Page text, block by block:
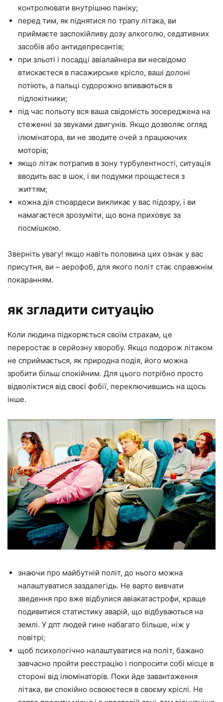
контролювати внутрішню паніку;
перед тим, як піднятися по трапу літака, ви
приймаєте заспокійливу дозу алкоголю, седативних
засобів або антидепресантів;
при зльоті і посадці авіалайнера ви несвідомо
втискаєтеся в пасажирське крісло, ваші долоні
потіють, а пальці судорожно впиваються в
підлокітники;
під час польоту вся ваша свідомість зосереджена на
стеженні за звуками двигунів. Якщо дозволяє огляд
ілюмінатора, ви не зводите очей з працюючих
моторів;
якщо літак потрапив в зону турбулентності, ситуація
вводить вас в шок, і ви подумки прощаєтеся з
життям;
кожна дія стюардеси викликає у вас підозру, і ви
намагаєтеся зрозуміти, що вона приховує за
посмішкою.
Зверніть увагу! якщо навіть половина цих ознак у вас
присутня, ви – аерофоб, для якого політ стає справжнім
покаранням.
як згладити ситуацію
Коли людина підкоряється своїм страхам, це
переростає в серйозну хворобу. Якщо подорож літаком
не сприймається, як природна подія, його можна
зробити більш спокійним. Для цього потрібно просто
відволіктися від своєї фобії, переключившись на щось
інше.
знаючи про майбутній політ, до нього можна
налаштуватися заздалегідь. Не варто вивчати
зведення про вже відбулися авіакатастрофи, краще
подивитися статистику аварій, що відбуваються на
землі. У дпт людей гине набагато більше, ніж у
повітрі;
щоб психологічно налаштуватися на політ, бажано
завчасно пройти реєстрацію і попросити собі місце в
стороні від ілюмінаторів. Поки йде завантаження
літака, ви спокійно освоюєтеся в своєму кріслі. Не